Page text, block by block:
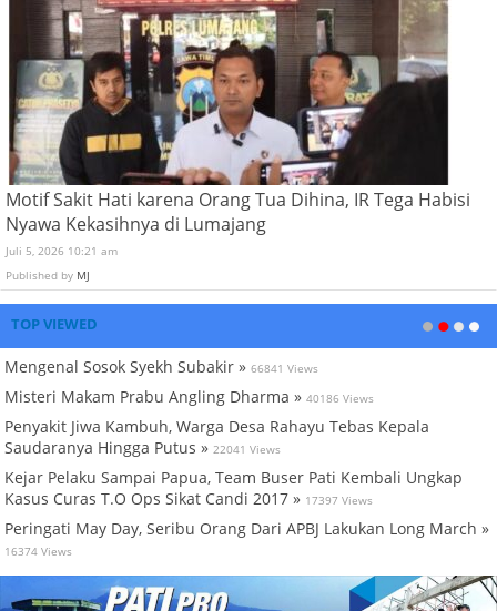
Motif Sakit Hati karena Orang Tua Dihina, IR Tega Habisi
Nyawa Kekasihnya di Lumajang
Juli 5, 2026 10:21 am
Published by MJ
TOP VIEWED
Mengenal Sosok Syekh Subakir » 66841 Views
Misteri Makam Prabu Angling Dharma » 40186 Views
Penyakit Jiwa Kambuh, Warga Desa Rahayu Tebas Kepala
Saudaranya Hingga Putus » 22041 Views
Kejar Pelaku Sampai Papua, Team Buser Pati Kembali Ungkap
Kasus Curas T.O Ops Sikat Candi 2017 » 17397 Views
Peringati May Day, Seribu Orang Dari APBJ Lakukan Long March »
16374 Views